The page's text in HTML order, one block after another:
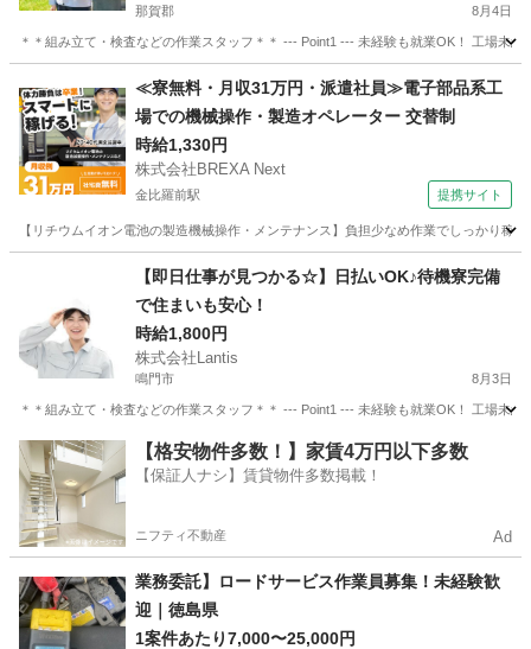
那賀郡 8月4日
＊＊組み立て・検査などの作業スタッフ＊＊ --- Point1 --- 未経験も就業OK！ 工場未
工場 スタッフ
≪寮無料・月収31万円・派遣社員≫電子部品系工
場での機械操作・製造オペレーター 交替制
時給1,330円
株式会社BREXA Next
金比羅前駅 提携サイト
【リチウムイオン電池の製造機械操作・メンテナンス】負担少なめ作業でしっかり
金比羅前駅 その他
【即日仕事が見つかる☆】日払いOK♪待機寮完備
で住まいも安心！
時給1,800円
株式会社Lantis
鳴門市 8月3日
＊＊組み立て・検査などの作業スタッフ＊＊ --- Point1 --- 未経験も就業OK！ 工場未
徳島 鳴門市 工場 スタッフ
【格安物件多数！】家賃4万円以下多数
【保証人ナシ】賃貸物件多数掲載！
ニフティ不動産 Ad
業務委託】ロードサービス作業員募集！未経験歓
迎｜徳島県
1案件あたり7,000〜25,000円